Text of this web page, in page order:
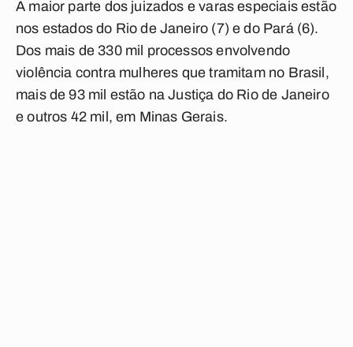
A maior parte dos juizados e varas especiais estão
nos estados do Rio de Janeiro (7) e do Pará (6).
Dos mais de 330 mil processos envolvendo
violência contra mulheres que tramitam no Brasil,
mais de 93 mil estão na Justiça do Rio de Janeiro
e outros 42 mil, em Minas Gerais.